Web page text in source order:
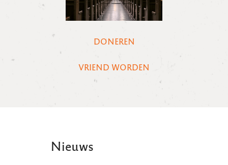
DONEREN
VRIEND WORDEN
Nieuws